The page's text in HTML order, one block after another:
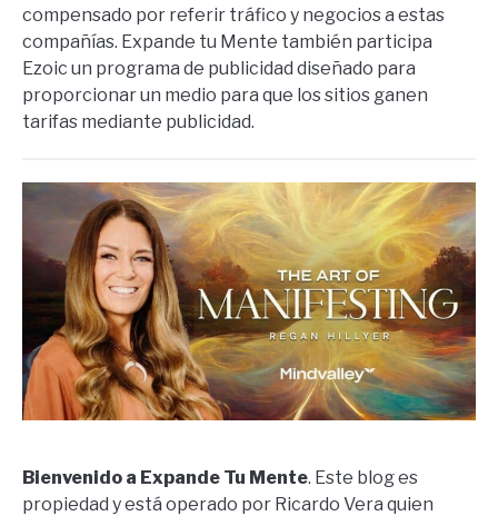
compensado por referir tráfico y negocios a estas
compañías. Expande tu Mente también participa
Ezoic un programa de publicidad diseñado para
proporcionar un medio para que los sitios ganen
tarifas mediante publicidad.
Bienvenido a Expande Tu Mente. Este blog es
propiedad y está operado por Ricardo Vera quien